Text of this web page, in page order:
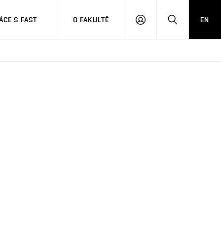
S FAST O FAKULTĚ
PŘIHLÁSITHLEDAT
EN